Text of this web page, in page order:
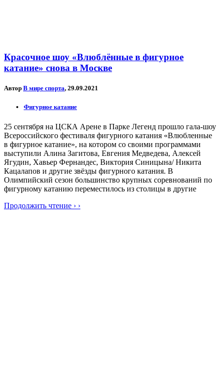
Красочное шоу «Влюблённые в фигурное
катание» снова в Москве
Автор В мире спорта, 29.09.2021
Фигурное катание
25 сентября на ЦСКА Арене в Парке Легенд прошло гала-шоу
Всероссийского фестиваля фигурного катания «Влюбленные
в фигурное катание», на котором со своими программами
выступили Алина Загитова, Евгения Медведева, Алексей
Ягудин, Хавьер Фернандес, Виктория Синицына/ Никита
Кацалапов и другие звёзды фигурного катания. В
Олимпийский сезон большинство крупных соревнований по
фигурному катанию переместилось из столицы в другие
Продолжить чтение › ›